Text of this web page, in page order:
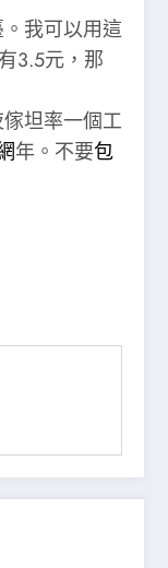
我可以用這
3.5元，那
坦率一個工
年。不要包